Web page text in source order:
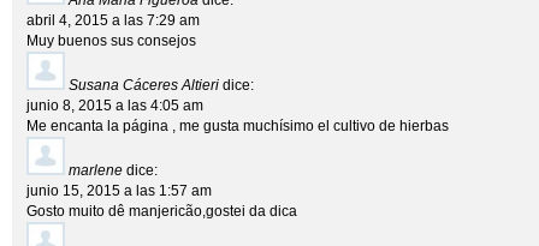
abril 4, 2015 a las 7:29 am
Muy buenos sus consejos
Susana Cáceres Altieri dice:
junio 8, 2015 a las 4:05 am
Me encanta la página , me gusta muchísimo el cultivo de hierbas
marlene dice:
junio 15, 2015 a las 1:57 am
Gosto muito dê manjericão,gostei da dica